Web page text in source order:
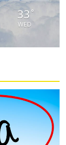
33 °
WED